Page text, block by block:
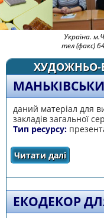
Україна.
тел (факс)
ХУДОЖНЬО-
даний матеріал для
закладів загальної
Тип ресурсу:
Читати даліпро
ЕКОДЕКОР